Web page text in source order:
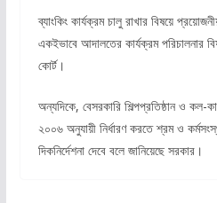
ব্যাংকিং কার্যক্রম চালু রাখার বিষয়ে
একইভাবে আদালতের কার্যক্রম পরিচালনার
কোর্ট।
অন্যদিকে, বেসরকারি শিল্পপ্রতিষ্ঠান ও কল-
২০০৬ অনুযায়ী নির্ধারণ করতে শ্রম ও
দিকনির্দেশনা দেবে বলে জানিয়েছে সরকার।